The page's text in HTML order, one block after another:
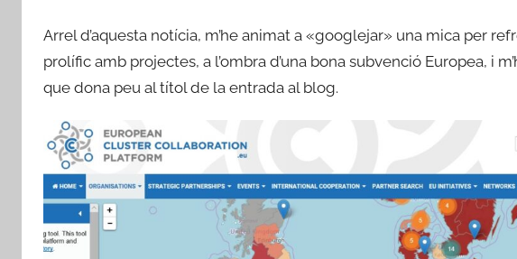
Arrel d’aquesta notícia, m’he animat a «googlejar» una mica per
prolífic amb projectes, a l’ombra d’una bona subvenció Europea, i
que dona peu al títol de la entrada al blog.